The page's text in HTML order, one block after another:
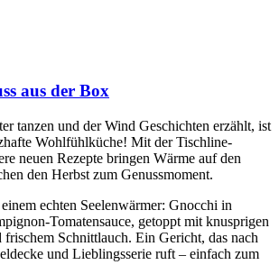
aus der Box
tanzen und der Wind Geschichten erzählt, ist
Wohlfühlküche! Mit der Tischline-
neuen Rezepte bringen Wärme auf den
den Herbst zum Genussmoment.
echten Seelenwärmer: Gnocchi in
Tomatensauce, getoppt mit knusprigen
frischem Schnittlauch. Ein Gericht, das nach
und Lieblingsserie ruft – einfach zum